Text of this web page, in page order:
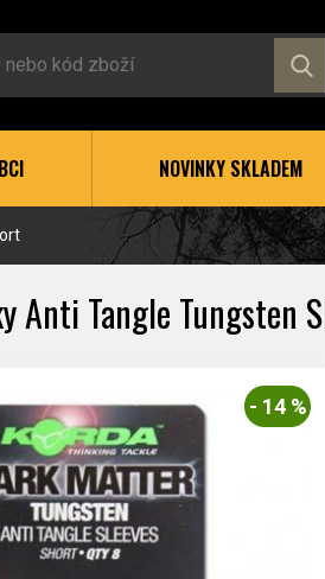
NOVINKY SKLADEM
Anti Tangle Tungsten
- 14 %